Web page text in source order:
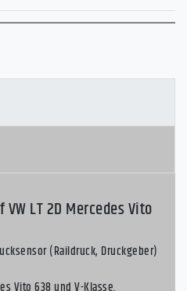
LT 2D Mercedes Vito
(Raildruck, Druckgeber)